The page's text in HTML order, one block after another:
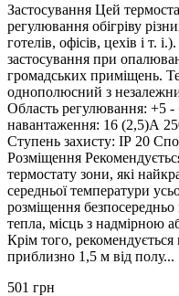
Застосування Цей
регулювання обігріву
готелів, офісів, цехів і т.
застосування при
громадських приміщень.
однополюсний з
Область регулювання: +5
навантаження: 16 (2,5)А
Ступень захисту: ІР 20
Розміщення
термостату зони, які
середньої температури
розміщення
тепла, місць з надмірною
Крім того, рекомендується
приблизно 1,5 м від полу...
501 грн